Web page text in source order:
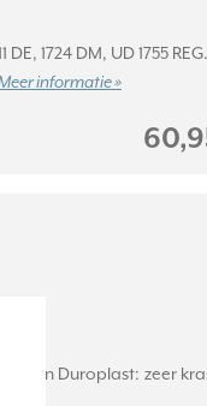
1724 DM, UD 1755
informatie »
Duroplast: zeer